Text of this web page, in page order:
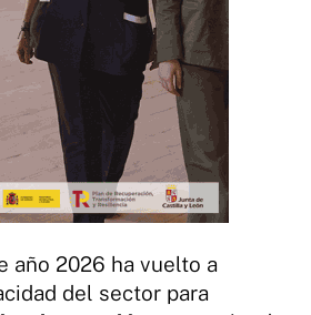
año 2026 ha vuelto a
del sector para